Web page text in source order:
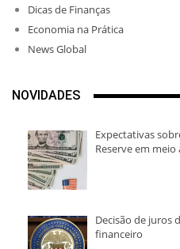
Dicas de Finanças
Economia na Prática
News Global
NOVIDADES
Expectativas
Reserve em
Decisão de juros
financeiro